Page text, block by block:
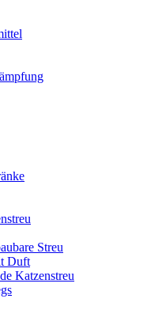
Streu
Duft
Katzenstreu